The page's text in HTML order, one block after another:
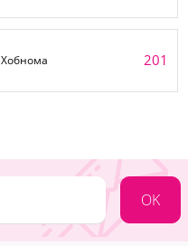
Хобнома 201
OK